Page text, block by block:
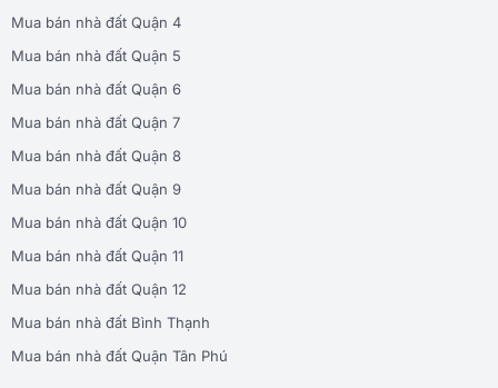
Mua bán nhà đất Quận 4
Mua bán nhà đất Quận 5
Mua bán nhà đất Quận 6
Mua bán nhà đất Quận 7
Mua bán nhà đất Quận 8
Mua bán nhà đất Quận 9
Mua bán nhà đất Quận 10
Mua bán nhà đất Quận 11
Mua bán nhà đất Quận 12
Mua bán nhà đất Bình Thạnh
Mua bán nhà đất Quận Tân Phú